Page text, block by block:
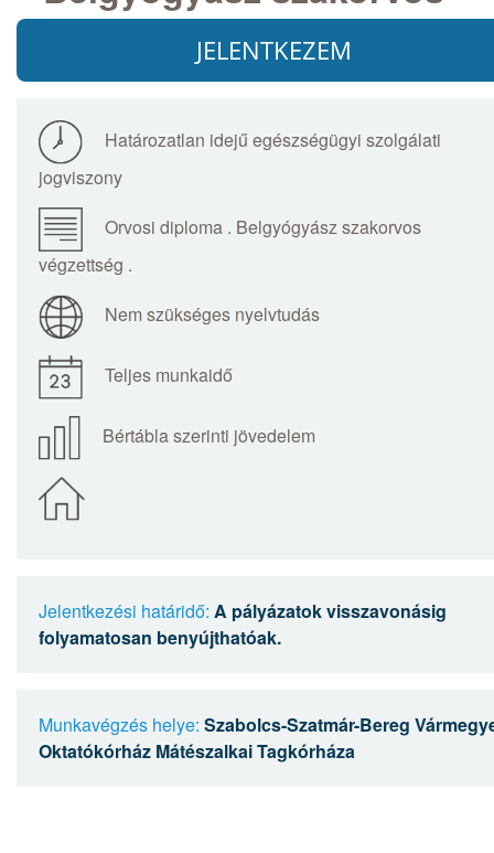
JELENTKEZEM
Határozatlan idejű egészségügyi szolgálati
jogviszony
Orvosi diploma . Belgyógyász szakorvos
végzettség .
Nem szükséges nyelvtudás
Teljes munkaidő
Bértábla szerinti jövedelem
Jelentkezési határidő: A pályázatok visszavonásig
folyamatosan benyújthatóak.
Munkavégzés helye: Szabolcs-Szatmár-Bereg
Oktatókórház Mátészalkai Tagkórháza